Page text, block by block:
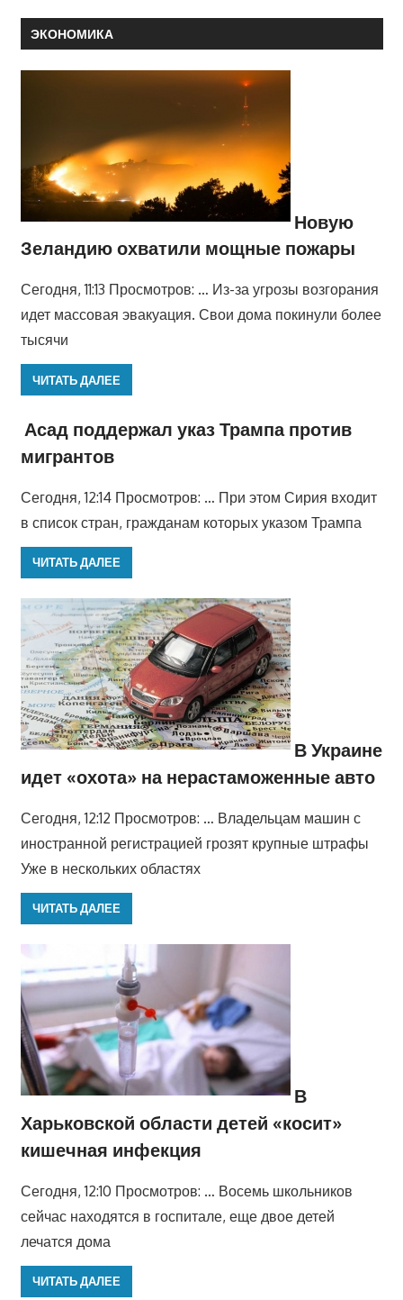
ЭКОНОМИКА
Новую
Зеландию охватили мощные пожары
Сегодня, 11:13 Просмотров: … Из-за угрозы возгорания
идет массовая эвакуация. Свои дома покинули более
тысячи
ЧИТАТЬ ДАЛЕЕ
Асад поддержал указ Трампа против
мигрантов
Сегодня, 12:14 Просмотров: … При этом Сирия входит
в список стран, гражданам которых указом Трампа
ЧИТАТЬ ДАЛЕЕ
В Украине
идет «охота» на нерастаможенные авто
Сегодня, 12:12 Просмотров: … Владельцам машин с
иностранной регистрацией грозят крупные штрафы
Уже в нескольких областях
ЧИТАТЬ ДАЛЕЕ
В
Харьковской области детей «косит»
кишечная инфекция
Сегодня, 12:10 Просмотров: … Восемь школьников
сейчас находятся в госпитале, еще двое детей
лечатся дома
ЧИТАТЬ ДАЛЕЕ